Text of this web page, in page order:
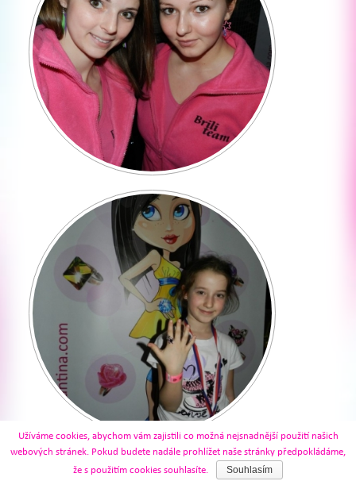
Užíváme cookies, abychom vám zajistili co možná nejsnadnější použití našich
webových stránek. Pokud budete nadále prohlížet naše stránky předpokládáme,
že s použitím cookies souhlasíte.
Souhlasím